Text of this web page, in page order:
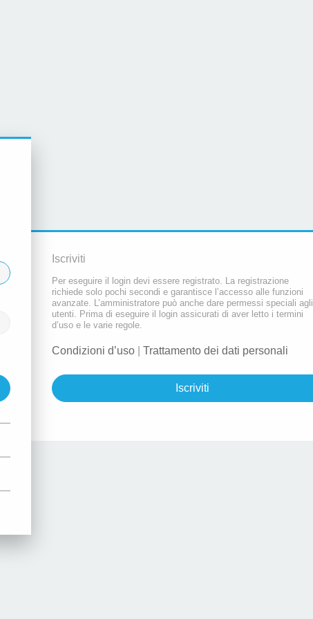
Iscriviti
Per eseguire il login devi essere registrato. La registrazione
richiede solo pochi secondi e garantisce l’accesso alle funzioni
avanzate. L’amministratore può anche dare permessi speciali agli
utenti. Prima di eseguire il login assicurati di aver letto i termini
d’uso e le varie regole.
Condizioni d’uso Trattamento dei dati personali
Iscriviti